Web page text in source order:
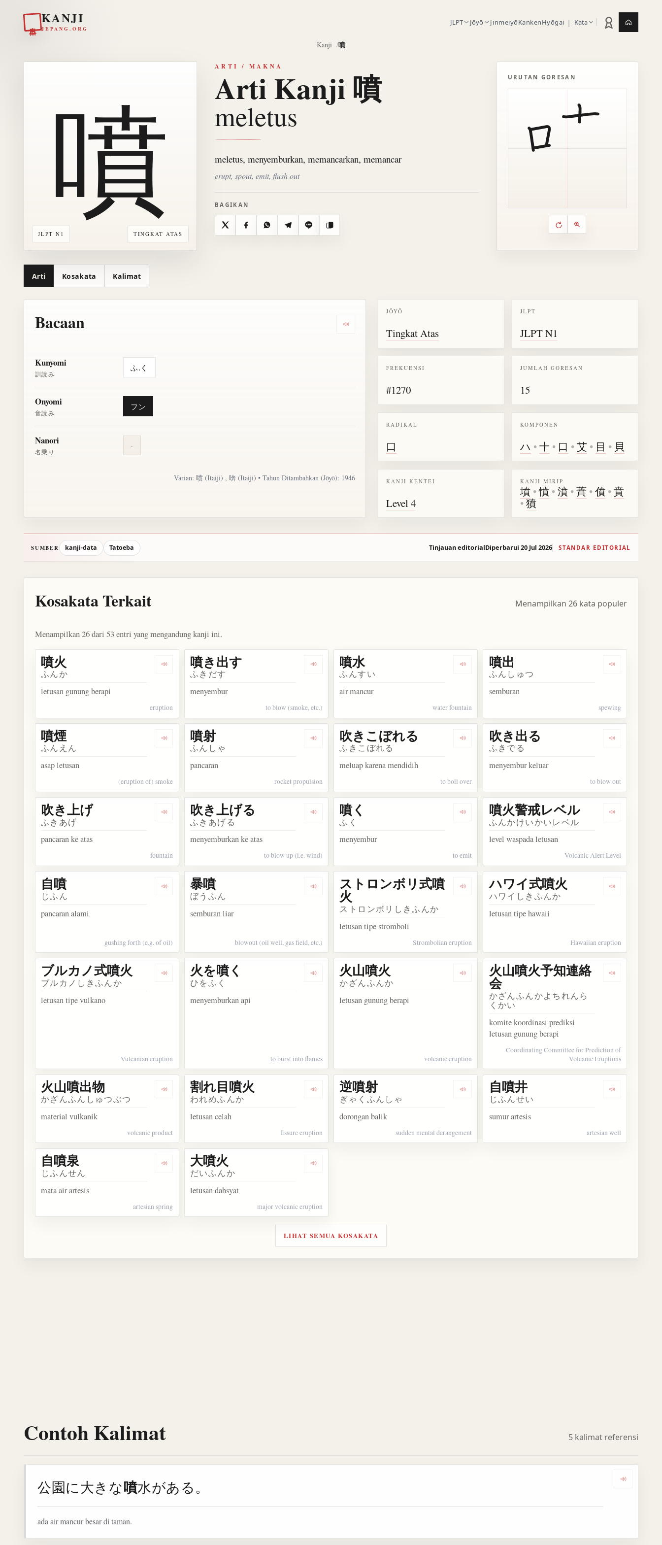
KANJI
JEPANG.ORG
JLPT Jōyō JinmeiyōKankenHyōgai | Kata Statistik latihan
Kanji 噴
JLPT N1 TINGKAT ATAS
噴
ARTI / MAKNA
Arti Kanji 噴
meletus
meletus, menyemburkan, memancarkan, memancar
erupt, spout, emit, flush out
BAGIKAN
X FacebookWhatsAppTelegramLine Salin
URUTAN GORESAN
Kontrol animasi urutan
Putar ulang animasi
Perbesar animasi
Arti Kosakata Kalimat
Bacaan Dengarkan semua bacaan untuk kanji 噴
Kunyomi
訓読み
ふ.く
Onyomi
音読み
フン
Nanori
名乗り
-
Varian: 喷 (Itaiji) , 喯 (Itaiji) • Tahun Ditambahkan (Jōyō): 1946
JŌYŌ
Tingkat Atas
JLPT
JLPT N1
FREKUENSI
#1270
JUMLAH GORESAN
15
RADIKAL
口
KOMPONEN
ハ •十 • 口 •艾 • 目 • 貝
KANJI KENTEI
Level 4
KANJI MIRIP
墳 •憤 •濆 •蕡 •僨 •賁
•獖
SUMBER kanji-data Tatoeba Tinjauan editorialDiperbarui 20 Jul 2026 STANDAR EDITORIAL
Kosakata Terkait Menampilkan 26 kata populer
Menampilkan 26 dari 53 entri yang mengandung kanji ini.
Dengarkan kosakata 噴火
噴火
ふんか
letusan gunung berapi
eruption
Dengarkan kosakata 噴き出す
噴き出す
ふきだす
menyembur
to blow (smoke, etc.)
Dengarkan kosakata 噴水
噴水
ふんすい
air mancur
water fountain
Dengarkan
噴出
ふんしゅつ
semburan
spewing
Dengarkan kosakata 噴煙
噴煙
ふんえん
asap letusan
(eruption of) smoke
Dengarkan kosakata 噴射
噴射
ふんしゃ
pancaran
rocket propulsion
Dengarkan kosakata 吹きこぼれる
吹きこぼれる
ふきこぼれる
meluap karena mendidih
to boil over
Dengarkan
吹き出る
ふきでる
menyembur keluar
to blow out
Dengarkan kosakata 吹き上げ
吹き上げ
ふきあげ
pancaran ke atas
fountain
Dengarkan kosakata 吹き上げる
吹き上げる
ふきあげる
menyemburkan ke atas
to blow up (i.e. wind)
Dengarkan kosakata 噴く
噴く
ふく
menyembur
to emit
Dengarkan
噴火警戒レベル
ふんかけいかいレベル
level waspada letusan
Volcanic Alert Level
Dengarkan kosakata 自噴
自噴
じふん
pancaran alami
gushing forth (e.g. of oil)
Dengarkan kosakata 暴噴
暴噴
ぼうふん
semburan liar
blowout (oil well, gas field, etc.)
Dengarkan kosakata ストロンボリ式噴火
ストロンボリ式噴
火
ストロンボリしきふんか
letusan tipe stromboli
Strombolian eruption
Dengarkan
ハワイ式噴火
ハワイしきふんか
letusan tipe hawaii
Hawaiian eruption
Dengarkan kosakata ブルカノ式噴火
ブルカノ式噴火
ブルカノしきふんか
letusan tipe vulkano
Vulcanian eruption
Dengarkan kosakata 火を噴く
火を噴く
ひをふく
menyemburkan api
to burst into flames
Dengarkan kosakata 火山噴火
火山噴火
かざんふんか
letusan gunung berapi
volcanic eruption
Dengarkan
火山噴火予知連絡
会
かざんふんかよちれんら
くかい
komite koordinasi prediksi
letusan gunung berapi
Coordinating Committee for Prediction of
Volcanic Eruptions
Dengarkan kosakata 火山噴出物
火山噴出物
かざんふんしゅつぶつ
material vulkanik
volcanic product
Dengarkan kosakata 割れ目噴火
割れ目噴火
われめふんか
letusan celah
fissure eruption
Dengarkan kosakata 逆噴射
逆噴射
ぎゃくふんしゃ
dorongan balik
sudden mental derangement
Dengarkan
自噴井
じふんせい
sumur artesis
artesian well
Dengarkan kosakata 自噴泉
自噴泉
じふんせん
mata air artesis
artesian spring
Dengarkan kosakata 大噴火
大噴火
だいふんか
letusan dahsyat
major volcanic eruption
LIHAT SEMUA KOSAKATA
Contoh Kalimat 5 kalimat referensi
Dengarkan
公園に大きな噴水がある。
ada air mancur besar di taman.